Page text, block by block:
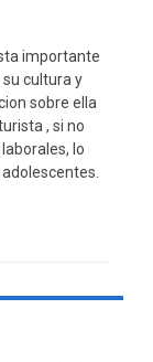
importante
cultura y
sobre ella
, si no
lo